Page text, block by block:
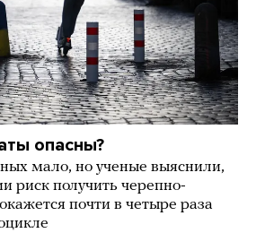
опасны?
мало, но ученые выяснили,
риск получить черепно-
почти в четыре раза